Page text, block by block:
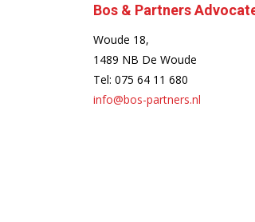
Bos & Partners
Woude 18,
1489 NB De Woude
Tel: 075 64 11 680
info@bos-partners.nl